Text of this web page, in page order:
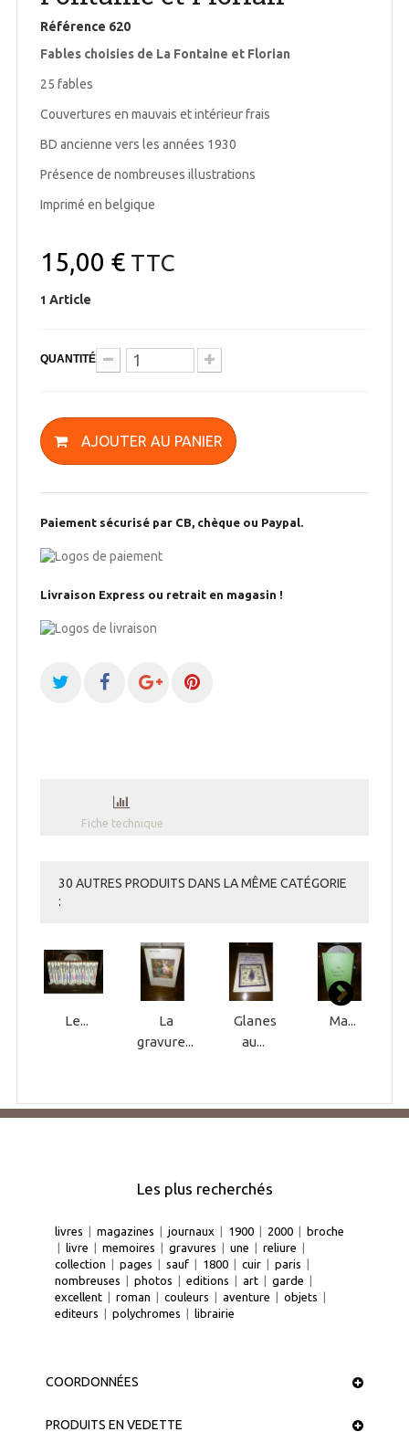
Référence 620
Fables choisies de La Fontaine et Florian
25 fables
Couvertures en mauvais et intérieur frais
BD ancienne vers les années 1930
Présence de nombreuses illustrations
Imprimé en belgique
15,00 €TTC
1 Article
QUANTITÉ
AJOUTER AU PANIER
Paiement sécurisé par CB, chèque ou Paypal.
Livraison Express ou retrait en magasin !
Fiche technique
30 AUTRES PRODUITS DANS LA MÊME CATÉGORIE
:
Le...
La
gravure...
Glanes
au...
Ma...
Les plus recherchés
livres | magazines | journaux | 1900 | 2000 | broche
| livre | memoires | gravures | une | reliure |
collection | pages | sauf | 1800 | cuir | paris |
nombreuses | photos | editions | art | garde |
excellent | roman | couleurs | aventure | objets |
editeurs | polychromes | librairie
COORDONNÉES
PRODUITS EN VEDETTE